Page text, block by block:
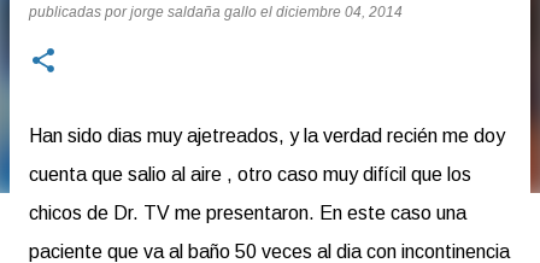
publicadas porjorge saldaña gallo el diciembre 04, 2014
Han sido dias muy ajetreados, y la verdad recién me doy
cuenta que salio al aire , otro caso muy difícil que los
chicos de Dr. TV me presentaron. En este caso una
paciente que va al baño 50 veces al dia con incontinencia